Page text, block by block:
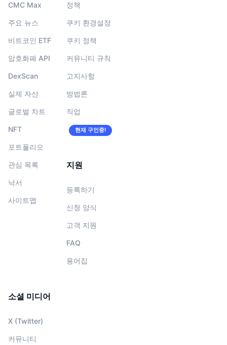
CMC Max
주요 뉴스
비트코인 ETF
암호화폐 API
DexScan
실제 자산
글로벌 차트
NFT
포트폴리오
관심 목록
낙서
사이트맵
정책
쿠키 환경설정
쿠키 정책
커뮤니티 규칙
고지사항
방법론
직업
현재 구인중!
지원
등록하기
신청 양식
고객 지원
FAQ
용어집
소셜 미디어
X (Twitter)
커뮤니티